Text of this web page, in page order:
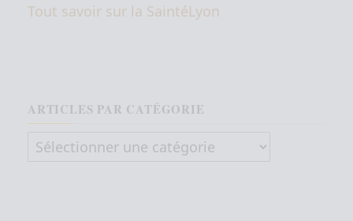
Tout savoir sur la SaintéLyon
ARTICLES PAR CATÉGORIE
Articles par catégorie